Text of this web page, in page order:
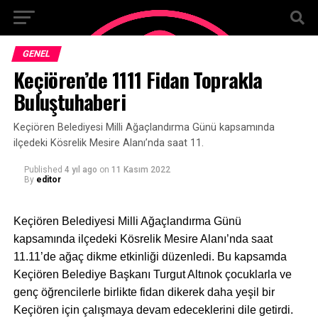
GENEL
Keçiören’de 1111 Fidan Toprakla
Buluştuhaberi
Keçiören Belediyesi Milli Ağaçlandırma Günü kapsamında
ilçedeki Kösrelik Mesire Alanı’nda saat 11.
Published 4 yıl ago on 11 Kasım 2022
By editor
Keçiören Belediyesi Milli Ağaçlandırma Günü
kapsamında ilçedeki Kösrelik Mesire Alanı’nda saat
11.11’de ağaç dikme etkinliği düzenledi. Bu kapsamda
Keçiören Belediye Başkanı Turgut Altınok çocuklarla ve
genç öğrencilerle birlikte fidan dikerek daha yeşil bir
Keçiören için çalışmaya devam edeceklerini dile getirdi.